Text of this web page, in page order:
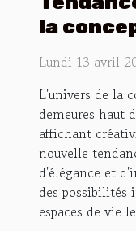
la
gamme
Lundi 13 avril
L'univers de la
demeures haut
affichant
nouvelle
d'élégance et
des possibilités
espaces de vie